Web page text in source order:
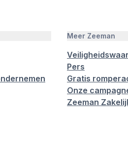
Meer Zeeman
Pers
Gratis
Onze
Zeeman